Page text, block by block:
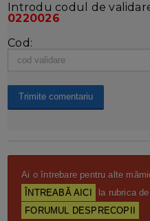
Introdu codul de
0220026
Cod:
Ai o întrebare pentru alte
ÎNTREABĂ AICI
la rubrica
FORUMUL DESPRECOPII